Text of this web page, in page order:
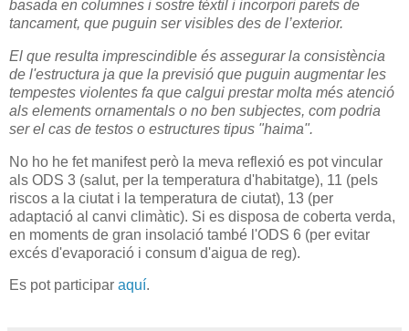
basada en columnes i sostre tèxtil i incorpori parets de
tancament, que puguin ser visibles des de l’exterior.
El que resulta imprescindible és assegurar la consistència
de l'estructura ja que la previsió que puguin augmentar les
tempestes violentes fa que calgui prestar molta més atenció
als elements ornamentals o no ben subjectes, com podria
ser el cas de testos o estructures tipus "haima".
No ho he fet manifest però la meva reflexió es pot vincular
als ODS 3 (salut, per la temperatura d'habitatge), 11 (pels
riscos a la ciutat i la temperatura de ciutat), 13 (per
adaptació al canvi climàtic). Si es disposa de coberta verda,
en moments de gran insolació també l'ODS 6 (per evitar
excés d'evaporació i consum d'aigua de reg).
Es pot participar aquí.